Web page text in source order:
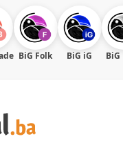
BiG Folk BiG iG BiG